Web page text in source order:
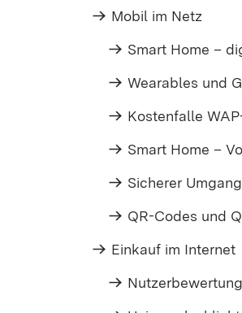
Mobil im Netz
Smart Home –
Wearables und
Kostenfalle
Smart Home –
Sicherer
QR-Codes und
Einkauf im Internet